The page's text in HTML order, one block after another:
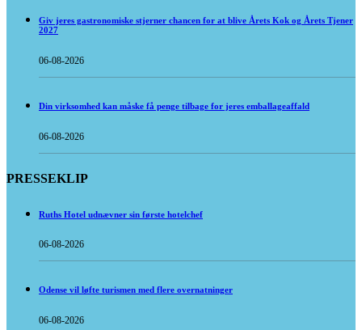
Giv jeres gastronomiske stjerner chancen for at blive Årets Kok og Årets Tjener
2027
06-08-2026
Din virksomhed kan måske få penge tilbage for jeres emballageaffald
06-08-2026
PRESSEKLIP
Ruths Hotel udnævner sin første hotelchef
06-08-2026
Odense vil løfte turismen med flere overnatninger
06-08-2026